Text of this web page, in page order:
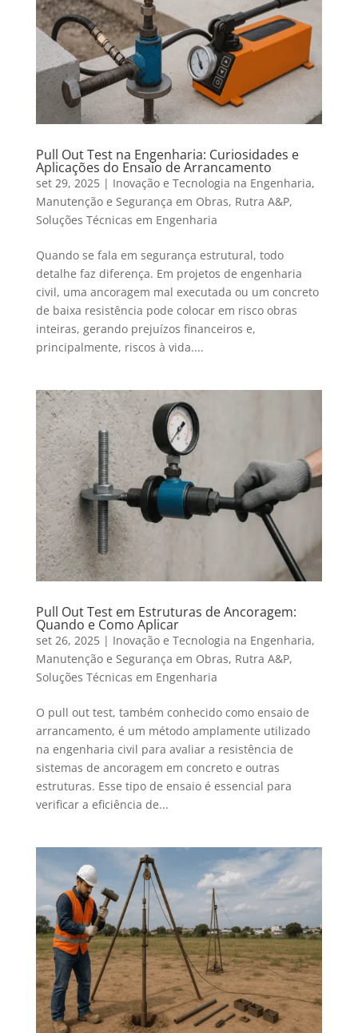
Pull Out Test na Engenharia: Curiosidades e
Aplicações do Ensaio de Arrancamento
set 29, 2025| Inovação e Tecnologia na Engenharia,
Manutenção e Segurança em Obras, Rutra A&P,
Soluções Técnicas em Engenharia
Quando se fala em segurança estrutural, todo
detalhe faz diferença. Em projetos de engenharia
civil, uma ancoragem mal executada ou um concreto
de baixa resistência pode colocar em risco obras
inteiras, gerando prejuízos financeiros e,
principalmente, riscos à vida....
Pull Out Test em Estruturas de Ancoragem:
Quando e Como Aplicar
set 26, 2025| Inovação e Tecnologia na Engenharia,
Manutenção e Segurança em Obras, Rutra A&P,
Soluções Técnicas em Engenharia
O pull out test, também conhecido como ensaio de
arrancamento, é um método amplamente utilizado
na engenharia civil para avaliar a resistência de
sistemas de ancoragem em concreto e outras
estruturas. Esse tipo de ensaio é essencial para
verificar a eficiência de...